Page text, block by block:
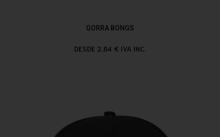
GORRA BONGS
DESDE 2,84 € IVA INC.